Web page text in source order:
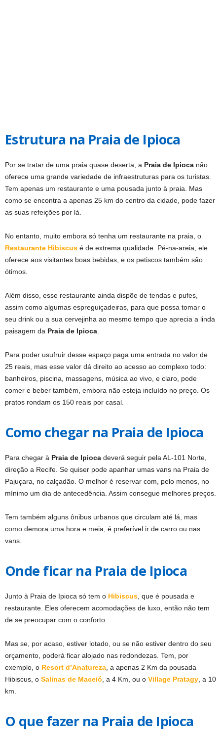
Estrutura na Praia de Ipioca
Por se tratar de uma praia quase deserta, a Praia de Ipioca não
oferece uma grande variedade de infraestruturas para os turistas.
Tem apenas um restaurante e uma pousada junto à praia. Mas
como se encontra a apenas 25 km do centro da cidade, pode fazer
as suas refeições por lá.
No entanto, muito embora só tenha um restaurante na praia, o
Restaurante Hibiscus é de extrema qualidade. Pé-na-areia, ele
oferece aos visitantes boas bebidas, e os petiscos também são
ótimos.
Além disso, esse restaurante ainda dispõe de tendas e pufes,
assim como algumas espreguiçadeiras, para que possa tomar o
seu drink ou a sua cervejinha ao mesmo tempo que aprecia a linda
paisagem da Praia de Ipioca.
Para poder usufruir desse espaço paga uma entrada no valor de
25 reais, mas esse valor dá direito ao acesso ao complexo todo:
banheiros, piscina, massagens, música ao vivo, e claro, pode
comer e beber também, embora não esteja incluído no preço. Os
pratos rondam os 150 reais por casal.
Como chegar na Praia de Ipioca
Para chegar à Praia de Ipioca deverá seguir pela AL-101 Norte,
direção a Recife. Se quiser pode apanhar umas vans na Praia de
Pajuçara, no calçadão. O melhor é reservar com, pelo menos, no
mínimo um dia de antecedência. Assim consegue melhores preços.
Tem também alguns ônibus urbanos que circulam até lá, mas
como demora uma hora e meia, é preferível ir de carro ou nas
vans.
Onde ficar na Praia de Ipioca
Junto à Praia de Ipioca só tem o Hibiscus, que é pousada e
restaurante. Eles oferecem acomodações de luxo, então não tem
de se preocupar com o conforto.
Mas se, por acaso, estiver lotado, ou se não estiver dentro do seu
orçamento, poderá ficar alojado nas redondezas. Tem, por
exemplo, o Resort d’Anatureza, a apenas 2 Km da pousada
Hibiscus, o Salinas de Maceió, a 4 Km, ou o Village Pratagy, a 10
km.
O que fazer na Praia de Ipioca